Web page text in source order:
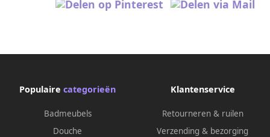
Populaire categorieën
Badmeubels
Douche
Klantenservice
Retourneren & ruilen
Verzending & bezorging